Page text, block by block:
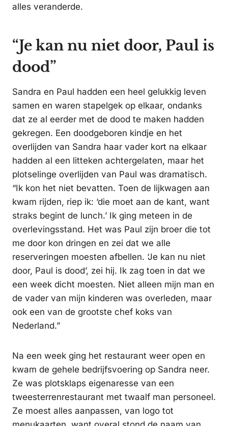
alles veranderde.
“Je kan nu niet door, Paul is
dood”
Sandra en Paul hadden een heel gelukkig leven
samen en waren stapelgek op elkaar, ondanks
dat ze al eerder met de dood te maken hadden
gekregen. Een doodgeboren kindje en het
overlijden van Sandra haar vader kort na elkaar
hadden al een litteken achtergelaten, maar het
plotselinge overlijden van Paul was dramatisch.
“Ik kon het niet bevatten. Toen de lijkwagen aan
kwam rijden, riep ik: ‘die moet aan de kant, want
straks begint de lunch.’ Ik ging meteen in de
overlevingsstand. Het was Paul zijn broer die tot
me door kon dringen en zei dat we alle
reserveringen moesten afbellen. ‘Je kan nu niet
door, Paul is dood’, zei hij. Ik zag toen in dat we
een week dicht moesten. Niet alleen mijn man en
de vader van mijn kinderen was overleden, maar
ook een van de grootste chef koks van
Nederland.”
Na een week ging het restaurant weer open en
kwam de gehele bedrijfsvoering op Sandra neer.
Ze was plotsklaps eigenaresse van een
tweesterrenrestaurant met twaalf man personeel.
Ze moest alles aanpassen, van logo tot